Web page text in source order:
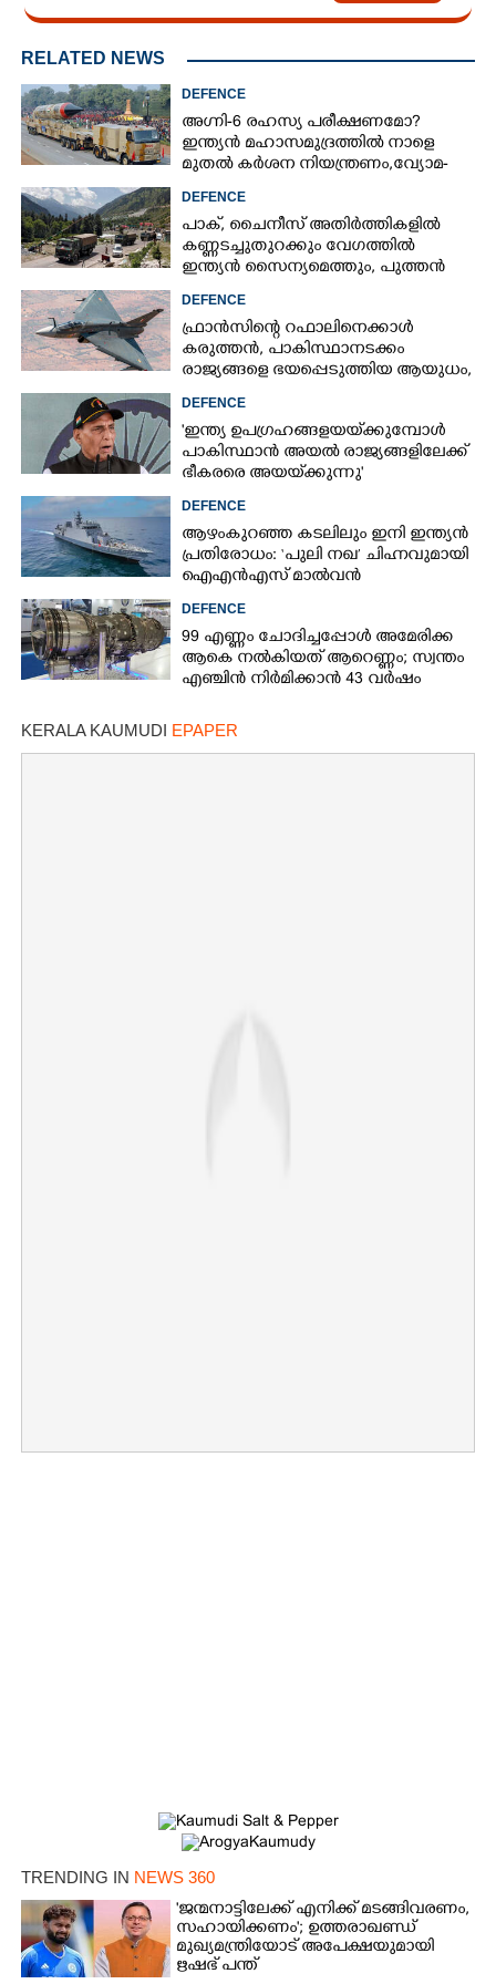
RELATED NEWS
DEFENCE
അഗ്നി-6 രഹസ്യ പരീക്ഷണമോ?
ഇന്ത്യൻ മഹാസമുദ്രത്തിൽ നാളെ
മുതൽ കർശന നിയന്ത്രണം,വ്യോമ-
DEFENCE
പാക്, ചൈനീസ് അതിർത്തികളിൽ
കണ്ണടച്ചുതുറക്കും വേഗത്തിൽ
ഇന്ത്യൻ സൈന്യമെത്തും, പുത്തൻ
DEFENCE
ഫ്രാൻസിന്റെ റഫാലിനെക്കാൾ
കരുത്തൻ,​ പാകിസ്ഥാനടക്കം
രാജ്യങ്ങളെ ഭയപ്പെടുത്തിയ ആയുധം,​
DEFENCE
'ഇന്ത്യ ഉപഗ്രഹങ്ങളയയ്‌ക്കുമ്പോൾ
പാകിസ്ഥാൻ അയൽ രാജ്യങ്ങളിലേക്ക്
ഭീകരരെ അയയ്‌ക്കുന്നു'
DEFENCE
ആഴംകുറഞ്ഞ കടലിലും ഇനി ഇന്ത്യൻ
പ്രതിരോധം: ‘പുലി നഖ’ ചിഹ്നവുമായി
ഐഎൻഎസ്‌ മാൽവൻ
DEFENCE
99 എണ്ണം ചോദിച്ചപ്പോൾ അമേരിക്ക
ആകെ നൽകിയത് ആറെണ്ണം; സ്വന്തം
എഞ്ചിൻ നിർമിക്കാൻ 43 വർഷം
ഇന്ത്യ
KERALA KAUMUDI EPAPER
TRENDING IN NEWS 360
'ജന്മനാട്ടിലേക്ക് എനിക്ക് മടങ്ങിവരണം,
സഹായിക്കണം'; ഉത്തരാഖണ്ഡ്
മുഖ്യമന്ത്രിയോട് അപേക്ഷയുമായി
ഋഷഭ് പന്ത്
Share this link